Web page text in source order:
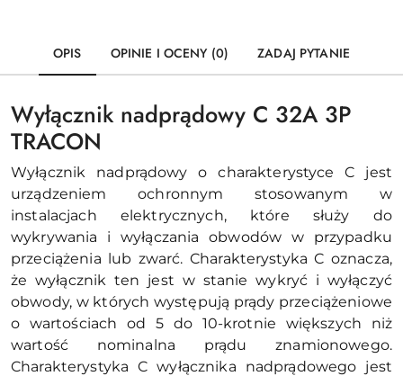
OPIS OPINIE I OCENY (0) ZADAJ PYTANIE
Wyłącznik nadprądowy C 32A 3P
TRACON
Wyłącznik nadprądowy o charakterystyce C jest
urządzeniem ochronnym stosowanym w
instalacjach elektrycznych, które służy do
wykrywania i wyłączania obwodów w przypadku
przeciążenia lub zwarć. Charakterystyka C oznacza,
że wyłącznik ten jest w stanie wykryć i wyłączyć
obwody, w których występują prądy przeciążeniowe
o wartościach od 5 do 10-krotnie większych niż
wartość nominalna prądu znamionowego.
Charakterystyka C wyłącznika nadprądowego jest